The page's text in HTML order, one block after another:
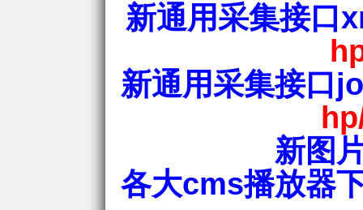
新通用采集接口
新通用采集接口
新图
各大cms播放器